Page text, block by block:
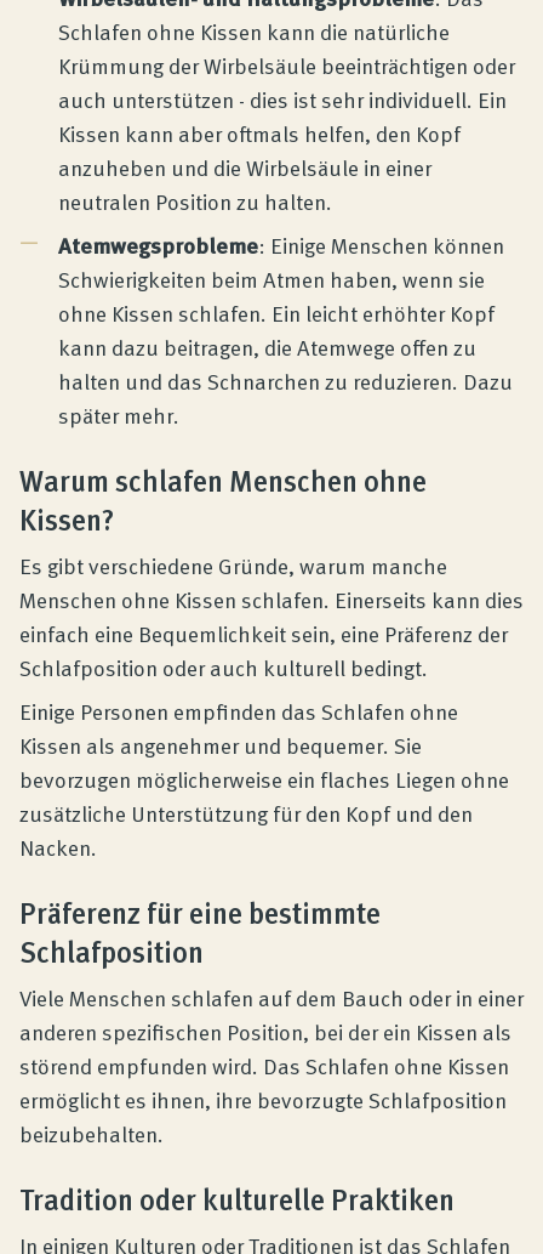
Schlafen ohne Kissen kann die natürliche
Krümmung der Wirbelsäule beeinträchtigen oder
auch unterstützen - dies ist sehr individuell. Ein
Kissen kann aber oftmals helfen, den Kopf
anzuheben und die Wirbelsäule in einer
neutralen Position zu halten.
Atemwegsprobleme: Einige Menschen können
Schwierigkeiten beim Atmen haben, wenn sie
ohne Kissen schlafen. Ein leicht erhöhter Kopf
kann dazu beitragen, die Atemwege offen zu
halten und das Schnarchen zu reduzieren. Dazu
später mehr.
Warum schlafen Menschen ohne
Kissen?
Es gibt verschiedene Gründe, warum manche
Menschen ohne Kissen schlafen. Einerseits kann dies
einfach eine Bequemlichkeit sein, eine Präferenz der
Schlafposition oder auch kulturell bedingt.
Einige Personen empfinden das Schlafen ohne
Kissen als angenehmer und bequemer. Sie
bevorzugen möglicherweise ein flaches Liegen ohne
zusätzliche Unterstützung für den Kopf und den
Nacken.
Präferenz für eine bestimmte
Schlafposition
Viele Menschen schlafen auf dem Bauch oder in einer
anderen spezifischen Position, bei der ein Kissen als
störend empfunden wird. Das Schlafen ohne Kissen
ermöglicht es ihnen, ihre bevorzugte Schlafposition
beizubehalten.
Tradition oder kulturelle Praktiken
In einigen Kulturen oder Traditionen ist das Schlafen